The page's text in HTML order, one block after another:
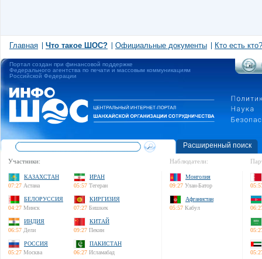
Главная Что такое ШОС? Официальные документы Кто есть кто?
Портал создан при финансовой поддержке
Федерального агентства по печати и массовым коммуникациям
Российской Федерации
Расширенный поиск
Участники:
КАЗАХСТАН
07:27 Астана
ИРАН
05:57 Тегеран
БЕЛОРУССИЯ
04:27 Минск
КИРГИЗИЯ
07:27 Бишкек
ИНДИЯ
06:57 Дели
КИТАЙ
09:27 Пекин
РОССИЯ
05:27 Москва
ПАКИСТАН
06:27 Исламабад
Наблюдатели:
Монголия
09:27 Улан-Батор
Афганистан
05:57 Кабул